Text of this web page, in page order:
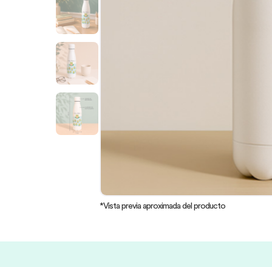
*Vista previa aproximada del producto